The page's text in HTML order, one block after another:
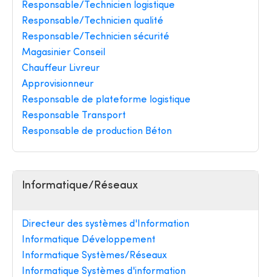
Responsable/Technicien logistique
Responsable/Technicien qualité
Responsable/Technicien sécurité
Magasinier Conseil
Chauffeur Livreur
Approvisionneur
Responsable de plateforme logistique
Responsable Transport
Responsable de production Béton
Informatique/Réseaux
Directeur des systèmes d'Information
Informatique Développement
Informatique Systèmes/Réseaux
Informatique Systèmes d'information